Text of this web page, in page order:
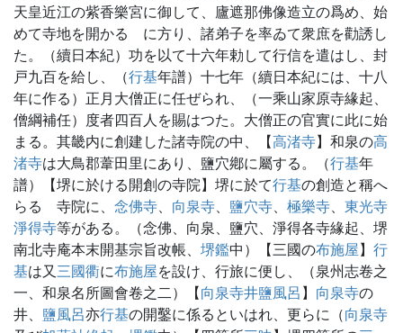
天皇近江の紫香樂宮に御して、廬遮那佛像造立の爲め、始
めて寺地を開かるゝに方り、諸弟子を率ゐて衆庶を勸誘し
た。（續日本紀）功を以て十六年勅して行信を遣はし、封
戸九百を給し、（行基年譜）十七年（續日本紀には、十八
年に作る）正月大僧正に任ぜられ、（一乘山家原寺緣起、
僧綱補任）度者四百人を賜はつた。大僧正の官實に此に始
まる。其畿内に創建した諸寺院の中、【高渚寺】和泉の高
渚寺は大鳥郡葦田里にあり、鹽穴鄕に屬する。（行基年
譜）【堺に於ける開創の寺院】堺に於て行基の創造と稱へ
らるゝ寺院に、 念佛寺、 向泉寺、 鹽穴寺、 極樂寺、 東光寺
淨得寺等がある。（念佛、向泉、鹽穴、淨得各寺緣起、堺
南北寺庵本末開基宗旨改帳、 堺鑑中）【三國の布施屋】 行
基は又三國衢に布施屋を設け、行旅に便し、（泉州志卷之
一、和泉名所圖會卷之二）【向泉寺井鹽風呂 】 向泉寺の
井、 鹽風呂亦行基の開鑿に係るといはれ、更らに（向泉寺